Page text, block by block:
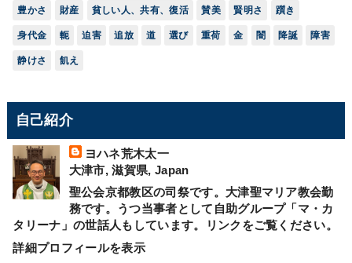
豊かさ 財産 貧しい人、共有、復活 賛美 賢明さ 躓き
身代金 軛 迫害 追放 道 選び 重荷 金 闇 降誕 障害
静けさ 飢え
自己紹介
ヨハネ荒木太一
大津市, 滋賀県, Japan
聖公会京都教区の司祭です。大津聖マリア教会勤
務です。うつ当事者として自助グループ「マ・カ
タリーナ」の世話人もしています。リンクをご覧ください。
詳細プロフィールを表示